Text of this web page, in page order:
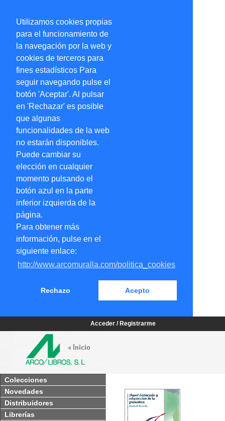
Utilizamos cookies propias
para el funcionamiento de
la navegación por la web y
cookies de terceros para
fines estadísticos Para
seguir navegando pulse el
botón 'Aceptar'. Al pulsar
en 'Rechazar' es posible
que algunas
funcionalidades de la web
no estarán disponibles.
Puede cambiar su
elección en cualquier
momento pulsando el
botón azul en la parte
inferior izquierda de la
página.
Para obtener más
información, pulse en el
siguiente enlace:
http://www.arcomuralla.com/politica_cookies
Rechazo Acepto
Acceder / Registrarme
Colecciones
Novedades
Distribuidores
Librerías